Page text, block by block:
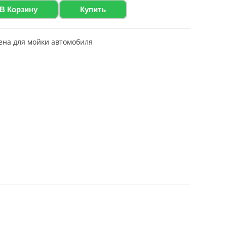
Корзину Купить
для мойки автомобиля